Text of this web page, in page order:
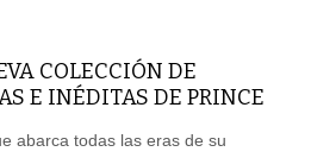
COLECCIÓN DE
E INÉDITAS DE PRINCE
abarca todas las eras de su